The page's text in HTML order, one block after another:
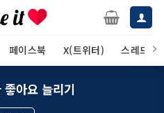
페이스북 X(트위터) 스레드
아요 늘리기